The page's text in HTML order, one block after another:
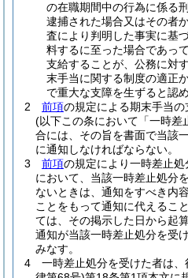
の在職期間中の行為に係る
逮捕された場合又はその者
査により判明した事実に基
料するに至った場合であっ
支給することが、公務に対
末手当に関する制度の適正
で重大な支障を生ずると認め
2
前項の規定による期末手当
(以下この条において「一時差
合には、その旨を書面で当該
に通知しなければならない。
3
前項の規定により一時差止
において、当該一時差止処分
ないときは、通知をすべき内
ことをもって通知に代えるこ
ては、その掲示した日から起
通知が当該一時差止処分を受
みなす。
4
一時差止処分を受けた者は